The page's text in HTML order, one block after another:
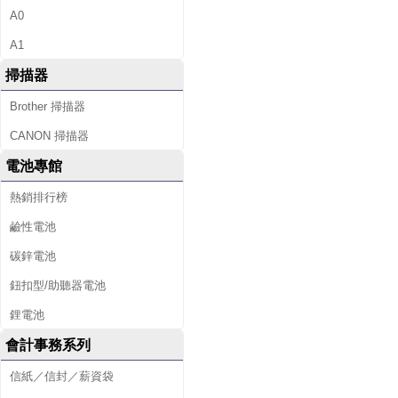
A0
A1
掃描器
Brother 掃描器
CANON 掃描器
電池專館
熱銷排行榜
鹼性電池
碳鋅電池
鈕扣型/助聽器電池
鋰電池
會計事務系列
信紙／信封／薪資袋